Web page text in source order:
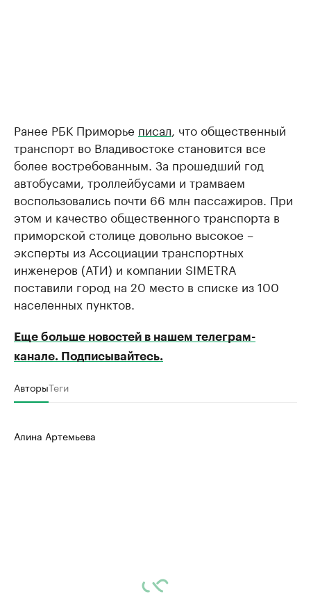
Ранее РБК Приморье писал , что общественный
транспорт во Владивостоке становится все
более востребованным. За прошедший год
автобусами, троллейбусами и трамваем
воспользовались почти 66 млн пассажиров. При
этом и качество общественного транспорта в
приморской столице довольно высокое –
эксперты из Ассоциации транспортных
инженеров (АТИ) и компании SIMETRA
поставили город на 20 место в списке из 100
населенных пунктов.
Еще больше новостей в нашем телеграм-
канале. Подписывайтесь.
АвторыТеги
Алина Артемьева